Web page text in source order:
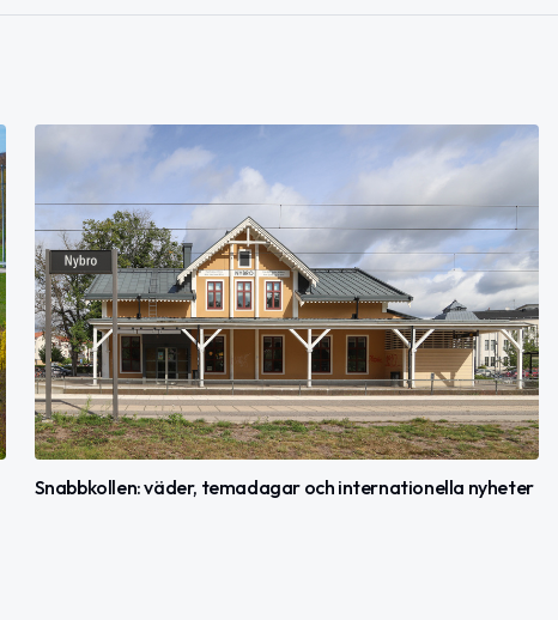
Snabbkollen: väder, temadagar och internationella nyheter